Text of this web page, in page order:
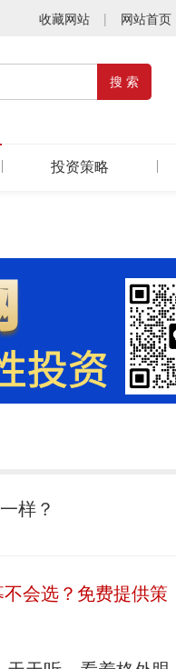
收藏网站 | 网站首页
投资策略
样？
不会选？免费提供策